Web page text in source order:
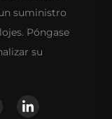
suministro
Póngase
su